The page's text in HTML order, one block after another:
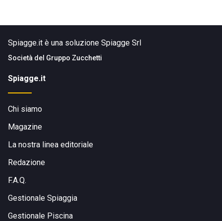
Spiagge.it è una soluzione Spiagge Srl
Società del Gruppo Zucchetti
Spiagge.it
Chi siamo
Magazine
La nostra linea editoriale
Redazione
F.A.Q.
Gestionale Spiaggia
Gestionale Piscina